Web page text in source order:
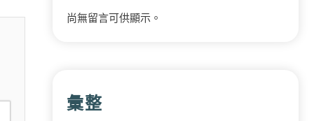
尚無留言可供顯示。
彙整